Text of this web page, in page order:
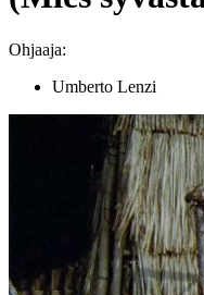
Ohjaaja:
Umberto Lenzi